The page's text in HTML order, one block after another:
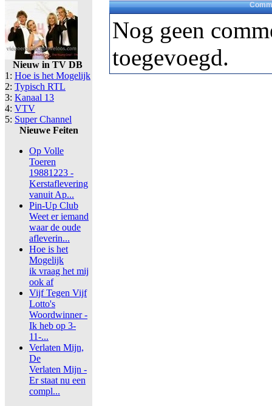
Nieuw in TV DB
1: Hoe is het Mogelijk
2: Typisch RTL
3: Kanaal 13
4: VTV
5: Super Channel
Nieuwe Feiten
Op Volle
Toeren
19881223 -
Kerstaflevering
vanuit Ap...
Pin-Up Club
Weet er iemand
waar de oude
afleverin...
Hoe is het
Mogelijk
ik vraag het mij
ook af
Vijf Tegen Vijf
Lotto's
Woordwinner -
Ik heb op 3-
11-...
Verlaten Mijn,
De
Verlaten Mijn -
Er staat nu een
compl...
Nog geen
toegevoegd.